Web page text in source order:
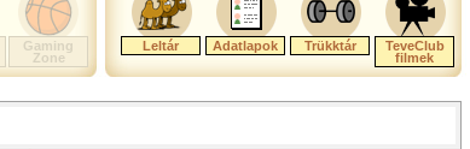
Gaming
Zone
Leltár Adatlapok Trükktár
TeveClub
filmek